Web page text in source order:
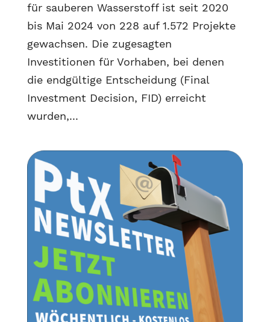
für sauberen Wasserstoff ist seit 2020
bis Mai 2024 von 228 auf 1.572 Projekte
gewachsen. Die zugesagten
Investitionen für Vorhaben, bei denen
die endgültige Entscheidung (Final
Investment Decision, FID) erreicht
wurden,...